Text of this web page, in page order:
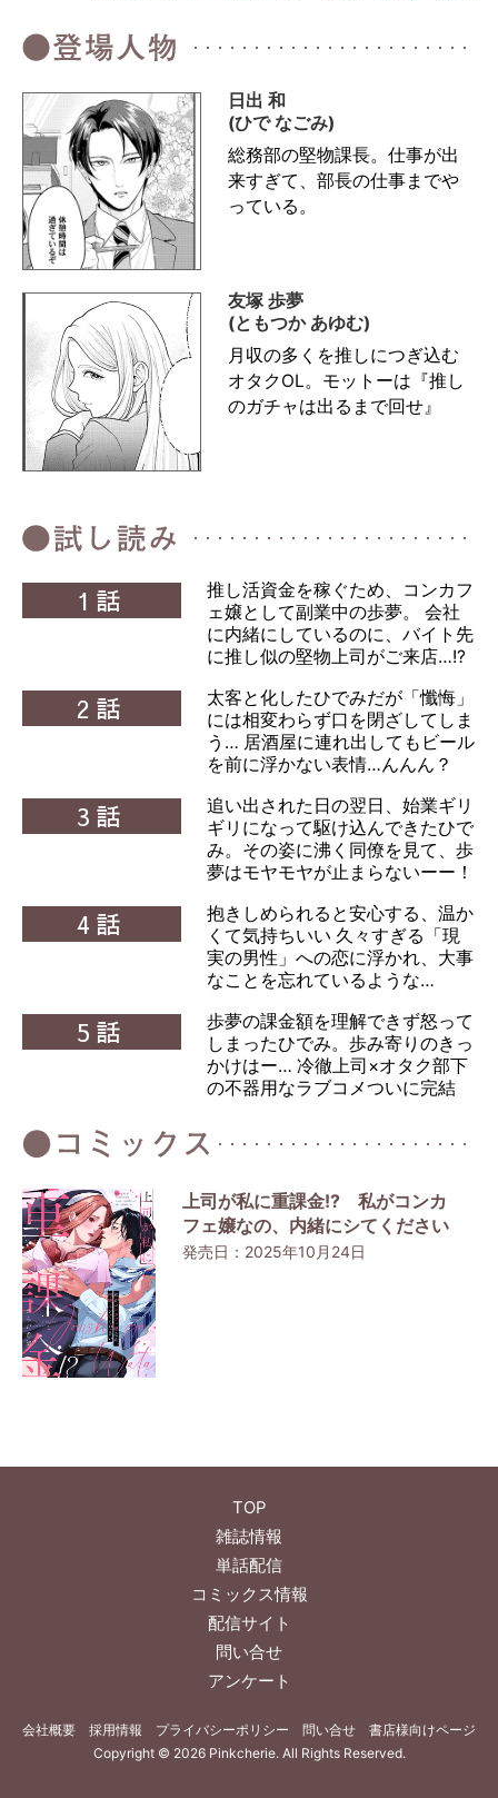
日出 和
(ひで なごみ)
総務部の堅物課長。仕事が出
来すぎて、部長の仕事までや
っている。
友塚 歩夢
(ともつか あゆむ)
月収の多くを推しにつぎ込む
オタクOL。モットーは『推し
のガチャは出るまで回せ』
1話
推し活資金を稼ぐため、コンカフ
ェ嬢として副業中の歩夢。 会社
に内緒にしているのに、バイト先
に推し似の堅物上司がご来店…!?
2話
太客と化したひでみだが「懺悔」
には相変わらず口を閉ざしてしま
う… 居酒屋に連れ出してもビール
を前に浮かない表情…んんん？
3話
追い出された日の翌日、始業ギリ
ギリになって駆け込んできたひで
み。その姿に沸く同僚を見て、歩
夢はモヤモヤが止まらないーー！
4話
抱きしめられると安心する、温か
くて気持ちいい 久々すぎる「現
実の男性」への恋に浮かれ、大事
なことを忘れているような…
5話
歩夢の課金額を理解できず怒って
しまったひでみ。歩み寄りのきっ
かけはー… 冷徹上司×オタク部下
の不器用なラブコメついに完結
上司が私に重課金!? 私がコンカ
フェ嬢なの、内緒にシてください
発売日：2025年10月24日
TOP
雑誌情報
単話配信
コミックス情報
配信サイト
問い合せ
アンケート
会社概要 採用情報 プライバシーポリシー 問い合せ
書店様向けページ
Copyright © 2026 Pinkcherie. All Rights Reserved.